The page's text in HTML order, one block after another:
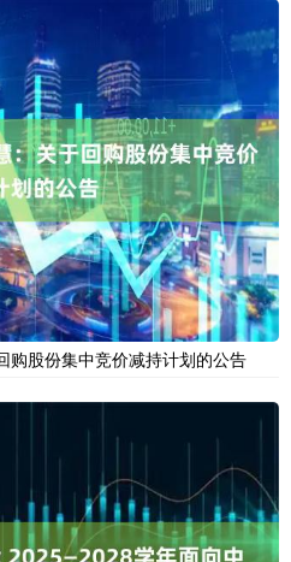
购股份集中竞价减持计划的公告